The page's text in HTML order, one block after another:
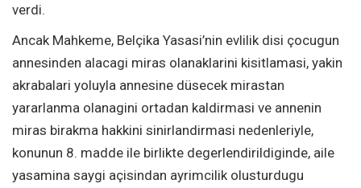
verdi.
Ancak Mahkeme, Belçika Yasasi’nin evlilik disi çocugun
annesinden alacagi miras olanaklarini kisitlamasi, yakin
akrabalari yoluyla annesine düsecek mirastan
yararlanma olanagini ortadan kaldirmasi ve annenin
miras birakma hakkini sinirlandirmasi nedenleriyle,
konunun 8. madde ile birlikte degerlendirildiginde, aile
yasamina saygi açisindan ayrimcilik olusturdugu